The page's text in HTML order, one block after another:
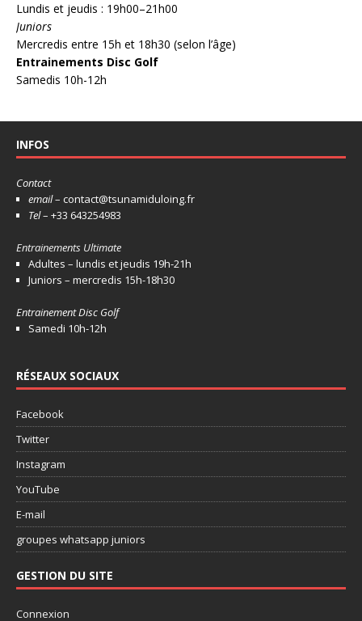
Lundis et jeudis : 19h00–21h00
Juniors
Mercredis entre 15h et 18h30 (selon l’âge)
Entrainements Disc Golf
Samedis 10h-12h
INFOS
Contact
email– contact@tsunamiduloing.fr
Tel– +33 643254983
Entrainements Ultimate
Adultes – lundis et jeudis 19h-21h
Juniors – mercredis 15h-18h30
Entrainement Disc Golf
Samedi 10h-12h
RÉSEAUX SOCIAUX
Facebook
Twitter
Instagram
YouTube
E-mail
groupes whatsapp juniors
GESTION DU SITE
Connexion